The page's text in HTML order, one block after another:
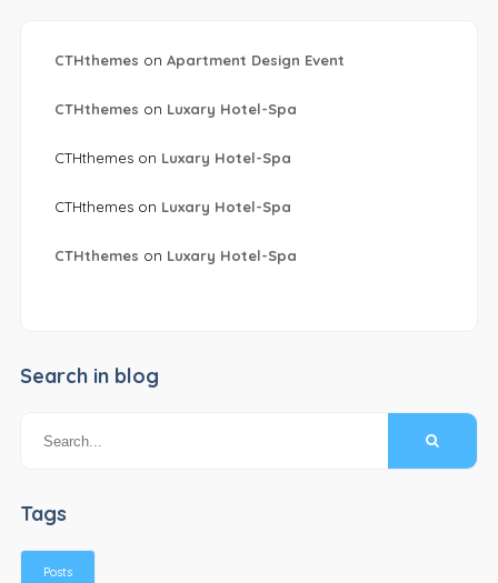
CTHthemes on Apartment Design Event
CTHthemes on Luxary Hotel-Spa
CTHthemeson Luxary Hotel-Spa
CTHthemeson Luxary Hotel-Spa
CTHthemes on Luxary Hotel-Spa
Search in blog
Tags
Posts